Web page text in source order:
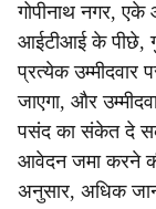
गोपीनाथ नगर,
आईटीआई के पीछे,
प्रत्येक उम्मीदवार
जाएगा, और
पसंद का संकेत दे
आवेदन जमा करने
अनुसार, अधिक